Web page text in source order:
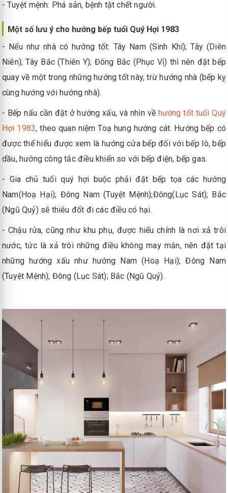
- Tuyệt mệnh: Phá sản, bệnh tật chết người.
Một số lưu ý cho hướng bếp tuổi Quý Hợi 1983
- Nếu như nhà có hướng tốt: Tây Nam (Sinh Khí); Tây (Diên
Niên); Tây Bắc (Thiên Y); Đông Bắc (Phục Vị) thì nên đặt bếp
quay về một trong những hướng tốt này, trừ hướng nhà (bếp kỵ
cùng hướng với hướng nhà).
- Bếp nấu cần đặt ở hướng xấu, và nhìn về hướng tốt tuổi Quý
Hợi 1983, theo quan niệm Toạ hung hướng cát. Hướng bếp có
được thể hiểu được xem là hướng cửa bếp đối với bếp lò, bếp
dầu, hướng công tắc điều khiển so với bếp điện, bếp gas.
- Gia chủ tuổi quý hợi buộc phải đặt bếp tọa các hướng
Nam(Hoạ Hại); Đông Nam (Tuyệt Mệnh);Đông(Lục Sát); Bắc
(Ngũ Quỷ) sẽ thiêu đốt đi các điều có hại.
- Chậu rửa, cũng như khu phụ, được hiểu chính là nơi xả trôi
nước, tức là xả trôi những điều không may mắn, nên đặt tại
những hướng xấu như hướng Nam (Hoạ Hại); Đông Nam
(Tuyệt Mệnh); Đông (Lục Sát); Bắc (Ngũ Quỷ).